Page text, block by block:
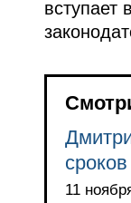
вступает
11